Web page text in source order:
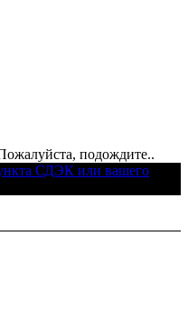
подождите..
СДЭК или вашего